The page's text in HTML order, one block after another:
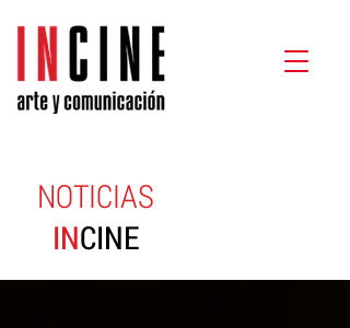
NOTICIAS
INCINE